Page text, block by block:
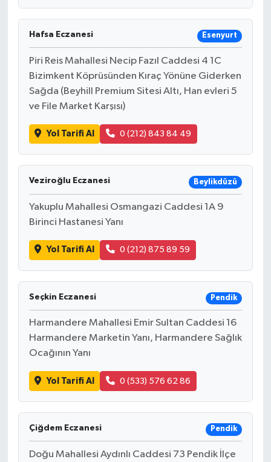
Hafsa Eczanesi Esenyurt
Piri Reis Mahallesi Necip Fazıl Caddesi 4 1C
Bizimkent Köprüsünden Kıraç Yönüne Giderken
Sağda (Beyhill Premium Sitesi Altı, Han evleri 5
ve File Market Karşısı)
Yol Tarifi Al 0 (212) 843 84 49
Veziroğlu Eczanesi Beylikdüzü
Yakuplu Mahallesi Osmangazi Caddesi 1A 9
Birinci Hastanesi Yanı
Yol Tarifi Al 0 (212) 875 89 59
Seçkin Eczanesi Pendik
Harmandere Mahallesi Emir Sultan Caddesi 16
Harmandere Marketin Yanı, Harmandere Sağlık
Ocağının Yanı
Yol Tarifi Al 0 (533) 576 62 86
Çiğdem Eczanesi Pendik
Doğu Mahallesi Aydınlı Caddesi 73 Pendik İlçe